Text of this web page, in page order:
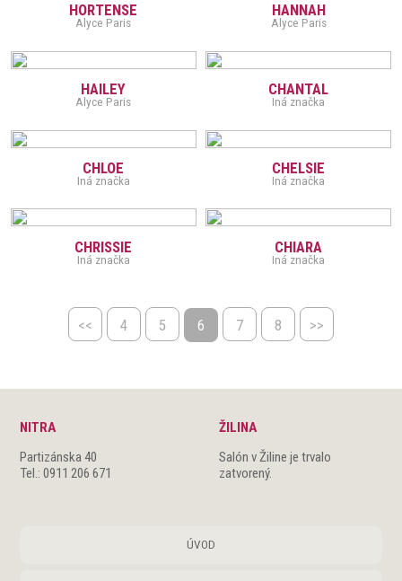
HORTENSE
Alyce Paris
HANNAH
Alyce Paris
HAILEY
Alyce Paris
CHANTAL
Iná značka
CHLOE
Iná značka
CHELSIE
Iná značka
CHRISSIE
Iná značka
CHIARA
Iná značka
<< 4 5 6 7 8 >>
NITRA
Partizánska 40
Tel.: 0911 206 671
ŽILINA
Salón v Žiline je trvalo
zatvorený.
ÚVOD